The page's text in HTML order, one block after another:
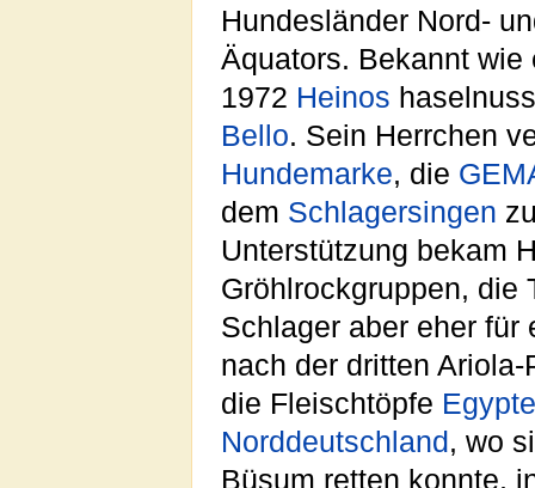
Hundesländer Nord-
Äquators. Bekannt
1972 Heinos
Bello. Sein Herrchen
Hundemarke, die
dem Schlagersingen
Unterstützung bekam
Gröhlrockgruppen, die
Schlager aber eher für
nach der dritten
die Fleischtöpfe
Norddeutschland, wo
Büsum retten konnte,